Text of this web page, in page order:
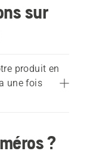
sur
produit en
une fois
?